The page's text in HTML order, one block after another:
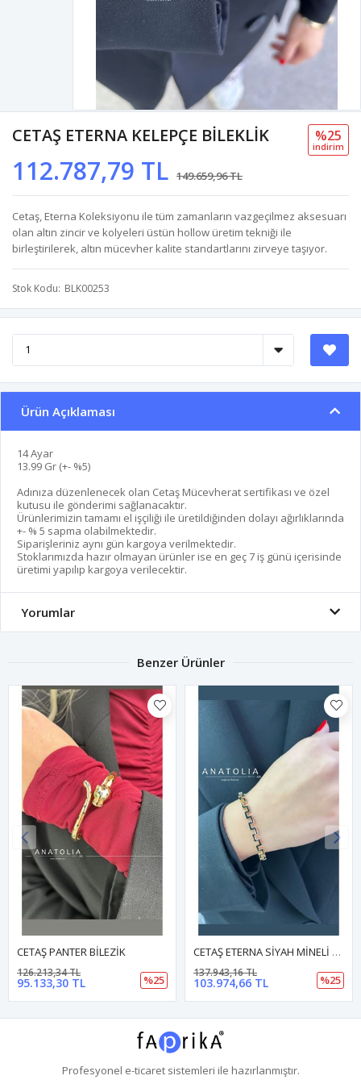
CETAŞ ETERNA KELEPÇE BİLEKLİK
112.787,79 TL 149.659,96 TL
%25
i̇ndi̇ri̇m
Cetaş, Eterna Koleksiyonu ile tüm zamanların vazgeçilmez aksesuarı
olan altın zincir ve kolyeleri üstün hollow üretim tekniği ile
birleştirilerek, altın mücevher kalite standartlarını zirveye taşıyor.
Stok Kodu BLK00253
Ürün Açıklaması
14 Ayar
13.99 Gr (+- %5)
Adınıza düzenlenecek olan Cetaş Mücevherat sertifikası ve özel
kutusu ile gönderimi sağlanacaktır.
Ürünlerimizin tamamı el işçiliği ile üretildiğinden dolayı ağırlıklarında
+- % 5 sapma olabilmektedir.
Siparişleriniz aynı gün kargoya verilmektedir.
Stoklarımızda hazır olmayan ürünler ise en geç 7 iş günü içerisinde
üretimi yapılıp kargoya verilecektir.
Yorumlar
Benzer Ürünler
CETAŞ PANTER BİLEZİK
95.133,30 TL
126.213,34 TL
%25
CETAŞ ETERNA SİYAH MİNELİ BİLEZİK
103.974,66 TL
137.943,16 TL
%25
Profesyonel e-ticaretsistemleri ile hazırlanmıştır.